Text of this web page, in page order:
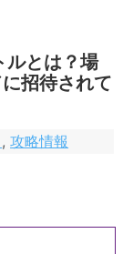
ルとは？場
招待されて
,攻略情報